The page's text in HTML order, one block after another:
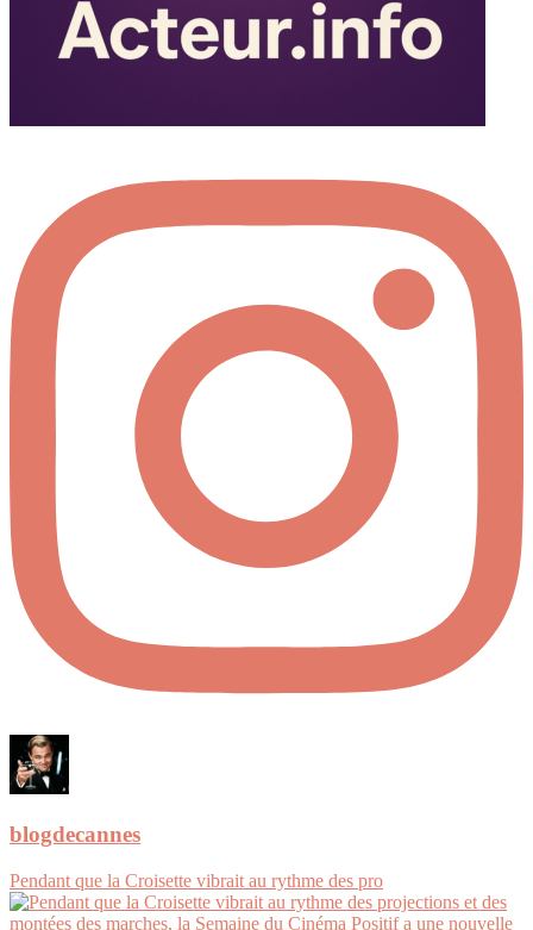
blogdecannes
Pendant que la Croisette vibrait au rythme des pro